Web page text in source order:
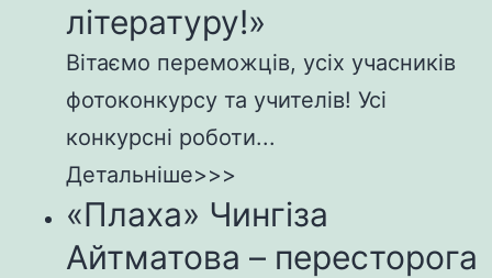
літературу!»
Вітаємо переможців, усіх учасників
фотоконкурсу та учителів! Усі
конкурсні роботи...
Детальніше>>>
«Плаха» Чингіза
Айтматова – пересторога